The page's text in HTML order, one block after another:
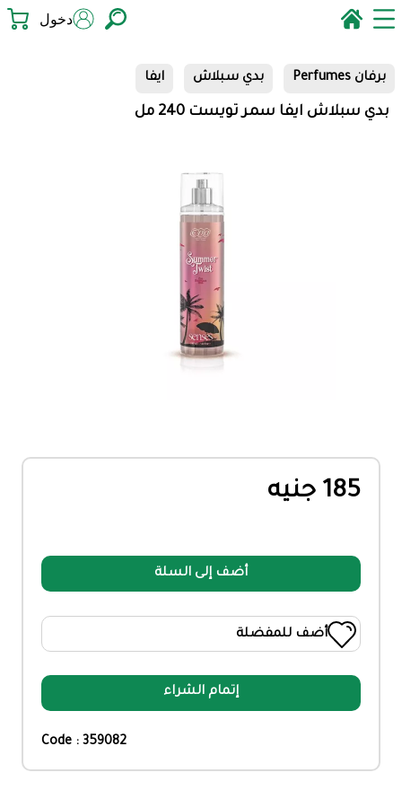
دخول
برفان Perfumes بدي سبلاش ايفا
بدي سبلاش ايفا سمر تويست 240 مل
185 جنيه
أضف إلى السلة
أضف للمفضلة
إتمام الشراء
Code : 359082